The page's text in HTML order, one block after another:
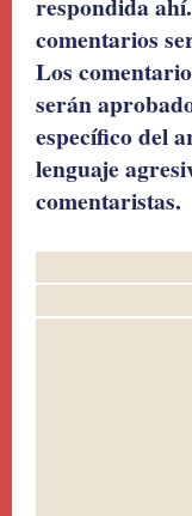
comentarios
Los
serán
específico del
lenguaje
comentaristas.